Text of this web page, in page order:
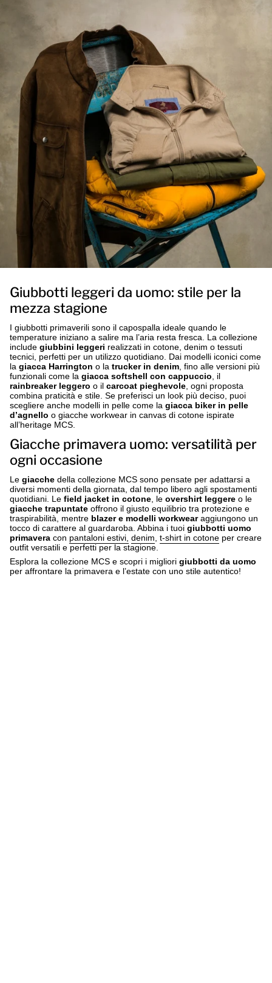
Giubbotti leggeri da uomo: stile per la
mezza stagione
I giubbotti primaverili sono il capospalla ideale quando le
temperature iniziano a salire ma l’aria resta fresca. La collezione
include giubbini leggeri realizzati in cotone, denim o tessuti
tecnici, perfetti per un utilizzo quotidiano. Dai modelli iconici come
la giacca Harrington o la trucker in denim, fino alle versioni più
funzionali come la giacca softshell con cappuccio, il
rainbreaker leggero o il carcoat pieghevole, ogni proposta
combina praticità e stile. Se preferisci un look più deciso, puoi
scegliere anche modelli in pelle come la giacca biker in pelle
d’agnello o giacche workwear in canvas di cotone ispirate
all’heritage MCS.
Giacche primavera uomo: versatilità per
ogni occasione
Le giacche della collezione MCS sono pensate per adattarsi a
diversi momenti della giornata, dal tempo libero agli spostamenti
quotidiani. Le field jacket in cotone, le overshirt leggere o le
giacche trapuntate offrono il giusto equilibrio tra protezione e
traspirabilità, mentre blazer e modelli workwearaggiungono un
tocco di carattere al guardaroba. Abbina i tuoi giubbotti uomo
primavera con pantaloni estivi, denim, t-shirt in cotone per creare
outfit versatili e perfetti per la stagione.
Esplora la collezione MCS e scopri i migliori giubbotti da uomo
per affrontare la primavera e l’estate con uno stile autentico!